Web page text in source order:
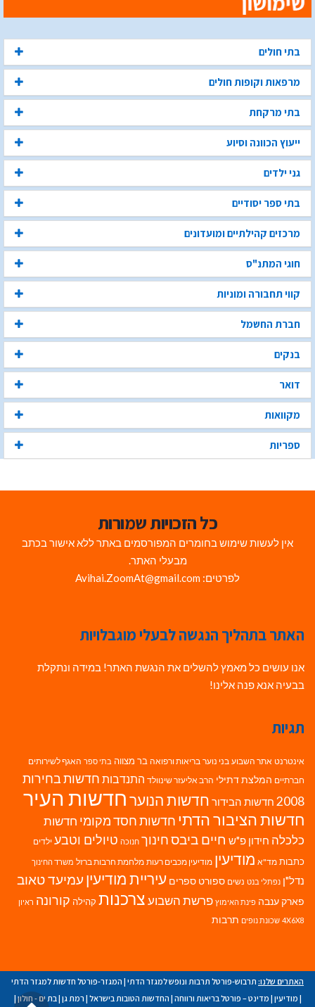
בתי חולים
מרפאות וקופות חולים
בתי מרקחת
ייעוץ הכוונה וסיוע
גני ילדים
בתי ספר יסודיים
מרכזים קהילתיים ומועדונים
חוגי המתנ"ס
קווי תחבורה ומוניות
חברת החשמל
בנקים
דואר
מקוואות
ספריות
כל הזכויות שמורות
אין לעשות שימוש בחומרים המפורסמים באתר ללא אישור בכתב
מבעלי האתר.
לפרטים: Avihai.ZoomAt@gmail.com
האתר בתהליך הנגשה לבעלי מוגבלויות
אנו עושים כל מאמץ להשלים את הנגשת האתר! במידה ונתקלת
בבעיה אנא פנה אלינו!
תגיות
אינטרנט אתר השבוע בני נוער בריאות ורפואה בר מצווה בתי ספר האגף לשירותים
חברתיים המלצת דתילי הרב אליעזר שינוולד התנדבות חדשות בחירות
2008 חדשות הבידור חדשות הנוערחדשות העיר
חדשות הציבור הדתי חדשות חסד מקומי חדשות
כלכלה חידון פ"ש חיים ביבסחינוך חנוכה טיולים וטבע ילדים
כתבות מד"א מודיעין מודיעין מכבים רעות מלחמת חרבות ברזל משרד החינוך
נדל"ן נפתלי בנט נשים ספורט ספרים עיריית מודיעין עמיעד טאוב
פארק ענבה פינת האימוץ פרשת השבועצרכנות קהילה קורונה ראיון
4X6X8 שכונת נופים תרבות
האתרים שלנו: תרבוש-פורטל תרבות ונופש למגזר הדתי | המגזר-פורטל חדשות למגזר הדתי
| מודיעין | מדינט – פורטל בריאות ורווחה | החדשות הטובות בישראל | רמת גן | בת ים - חולון|